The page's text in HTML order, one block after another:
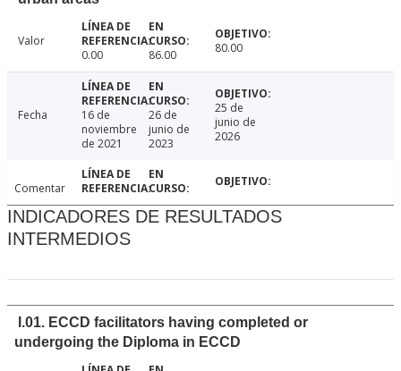
Valor
0.00
86.00 80.00
Fecha
16 de
noviembre
de 2021
26 de
junio de
2023
25 de
junio de
2026
Comentar
INDICADORES DE RESULTADOS
INTERMEDIOS
I.01. ECCD facilitators having completed or
undergoing the Diploma in ECCD